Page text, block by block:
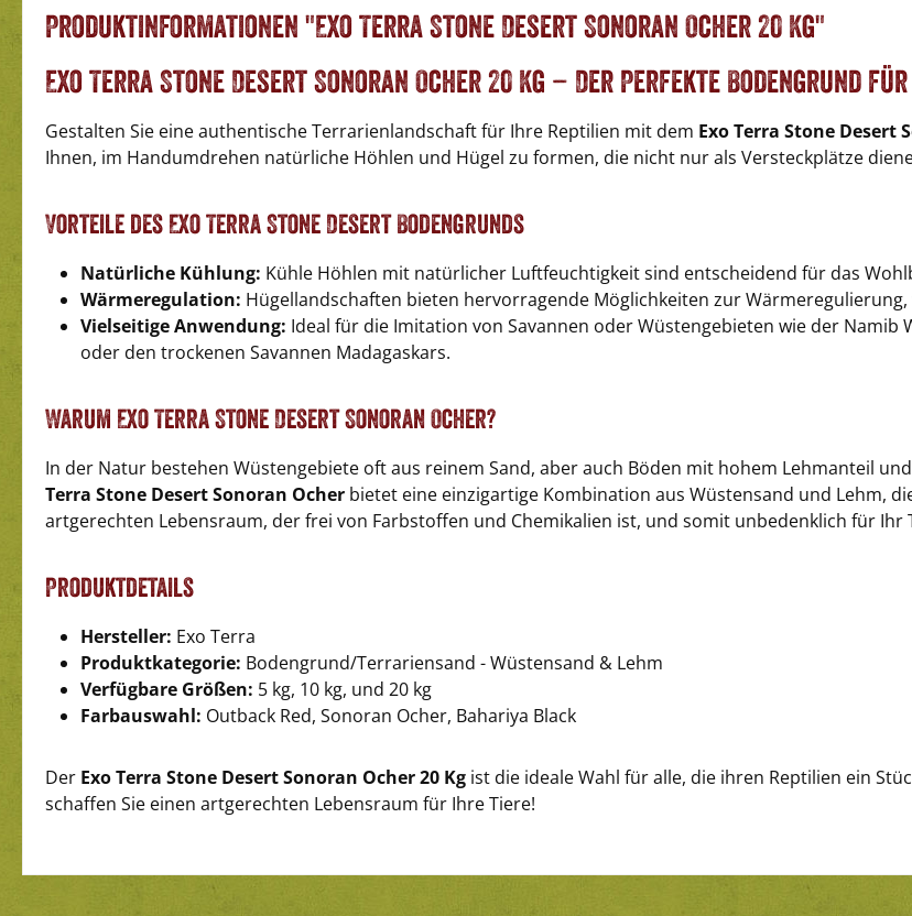
Produktinformationen "Exo Terra Stone Desert Sonoran Ocher 20 Kg"
Exo Terra Stone Desert Sonoran Ocher 20 Kg – Der Perfekte Bodengrund
Gestalten Sie eine authentische Terrarienlandschaft für Ihre Reptilien mit dem Exo Terra Stone Desert
Ihnen, im Handumdrehen natürliche Höhlen und Hügel zu formen, die nicht nur als Versteckplätze
Vorteile des Exo Terra Stone Desert Bodengrunds
Natürliche Kühlung: Kühle Höhlen mit natürlicher Luftfeuchtigkeit sind entscheidend für das
Wärmeregulation: Hügellandschaften bieten hervorragende Möglichkeiten zur
Vielseitige Anwendung: Ideal für die Imitation von Savannen oder Wüstengebieten wie der
oder den trockenen Savannen Madagaskars.
Warum Exo Terra Stone Desert Sonoran Ocher?
In der Natur bestehen Wüstengebiete oft aus reinem Sand, aber auch Böden mit hohem Lehmanteil
Terra Stone Desert Sonoran Ocher bietet eine einzigartige Kombination aus Wüstensand und Lehm,
artgerechten Lebensraum, der frei von Farbstoffen und Chemikalien ist, und somit unbedenklich für Ihr
Produktdetails
Hersteller: Exo Terra
Produktkategorie: Bodengrund/Terrariensand - Wüstensand & Lehm
Verfügbare Größen: 5 kg, 10 kg, und 20 kg
Farbauswahl: Outback Red, Sonoran Ocher, Bahariya Black
Der Exo Terra Stone Desert Sonoran Ocher 20 Kg ist die ideale Wahl für alle, die ihren Reptilien ein
schaffen Sie einen artgerechten Lebensraum für Ihre Tiere!